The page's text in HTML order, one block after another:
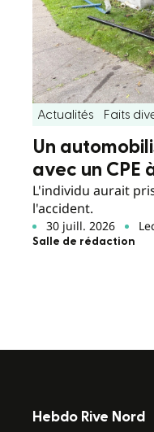
Actualités Faits
Un
avec un CPE
L'individu aurait
l'accident.
30 juill. 2026
Salle de rédaction
Hebdo Rive Nord